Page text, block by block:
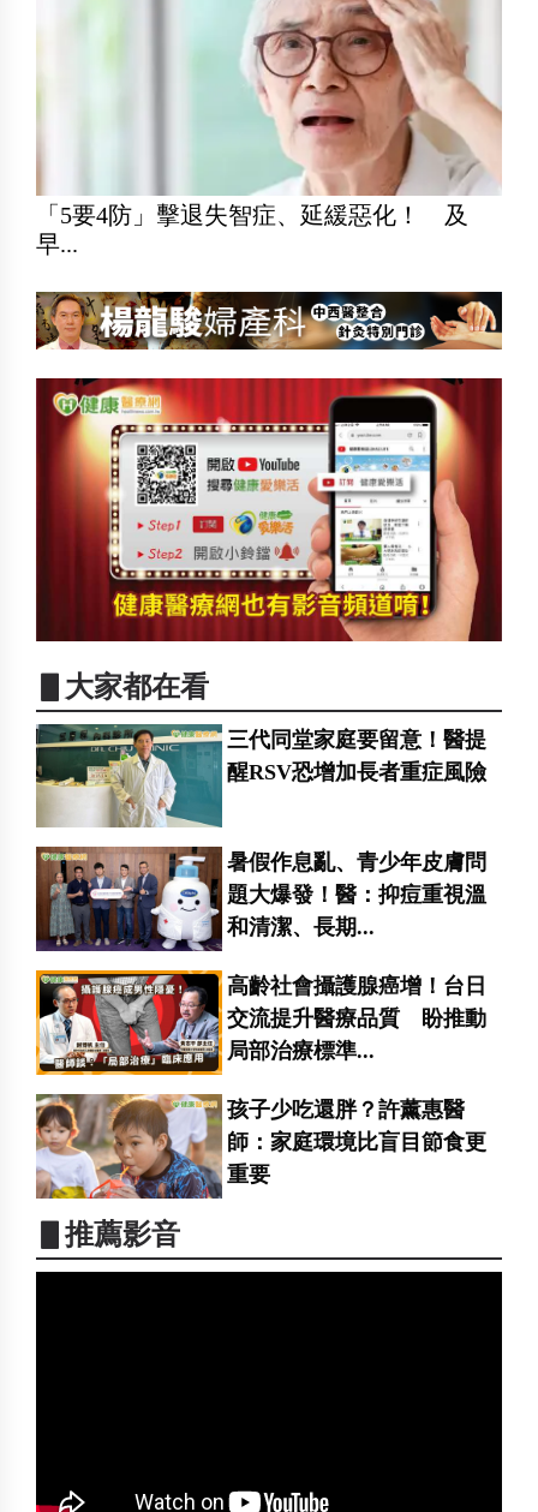
「5要4防」擊退失智症、延緩惡化！ 及
早...
▋大家都在看
三代同堂家庭要留意！醫提
醒RSV恐增加長者重症風險
暑假作息亂、青少年皮膚問
題大爆發！醫：抑痘重視溫
和清潔、長期...
高齡社會攝護腺癌增！台日
交流提升醫療品質 盼推動
局部治療標準...
孩子少吃還胖？許薰惠醫
師：家庭環境比盲目節食更
重要
▋推薦影音